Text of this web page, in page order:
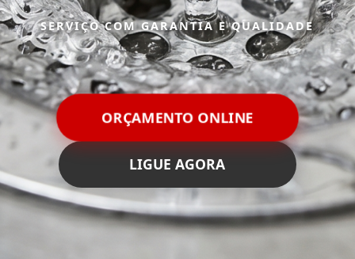
SERVIÇO COM GARANTIA E QUALIDADE
ORÇAMENTO ONLINE
LIGUE AGORA